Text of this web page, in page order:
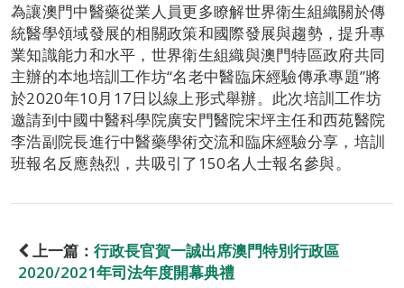
為讓澳門中醫藥從業人員更多瞭解世界衛生組織關於傳
統醫學領域發展的相關政策和國際發展與趨勢，提升專
業知識能力和水平，世界衛生組織與澳門特區政府共同
主辦的本地培訓工作坊“名老中醫臨床經驗傳承專題”將
於2020年10月17日以線上形式舉辦。此次培訓工作坊
邀請到中國中醫科學院廣安門醫院宋坪主任和西苑醫院
李浩副院長進行中醫藥學術交流和臨床經驗分享，培訓
班報名反應熱烈，共吸引了150名人士報名參與。
上一篇： 行政長官賀一誠出席澳門特別行政區
2020/2021年司法年度開幕典禮